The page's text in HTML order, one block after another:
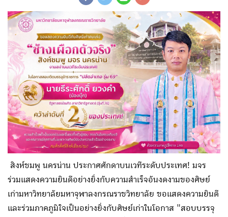
สิงห์ชมพู นครน่าน ประกาศศักดาบนเวทีระดับประเทศ! มจร
ร่วมแสดงความยินดีอย่างยิ่งกับความสำเร็จอันงดงามของศิษย์
เก่ามหาวิทยาลัยมหาจุฬาลงกรณราชวิทยาลัย ขอแสดงความยินดี
และร่วมภาคภูมิใจเป็นอย่างยิ่งกับศิษย์เก่าในโอกาส "สอบบรรจุ